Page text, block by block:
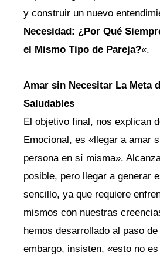
y construir un nuevo
Necesidad: ¿Por Qué
el Mismo Tipo de Pareja?«.
Amar sin Necesitar La Meta
Saludables
El objetivo final, nos explican
Emocional, es «llegar a amar
persona en sí misma».
posible, pero llegar a generar
sencillo, ya que requiere
mismos con nuestras
hemos desarrollado al paso
embargo, insisten, «esto no